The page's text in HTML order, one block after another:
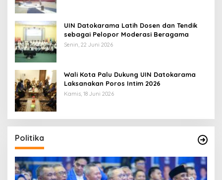
UIN Datokarama Latih Dosen dan Tendik
sebagai Pelopor Moderasi Beragama
Senin, 22 Juni 2026
Wali Kota Palu Dukung UIN Datokarama
Laksanakan Poros Intim 2026
Kamis, 18 Juni 2026
Politika